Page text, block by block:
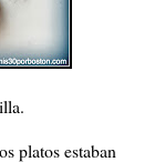
platos estaban